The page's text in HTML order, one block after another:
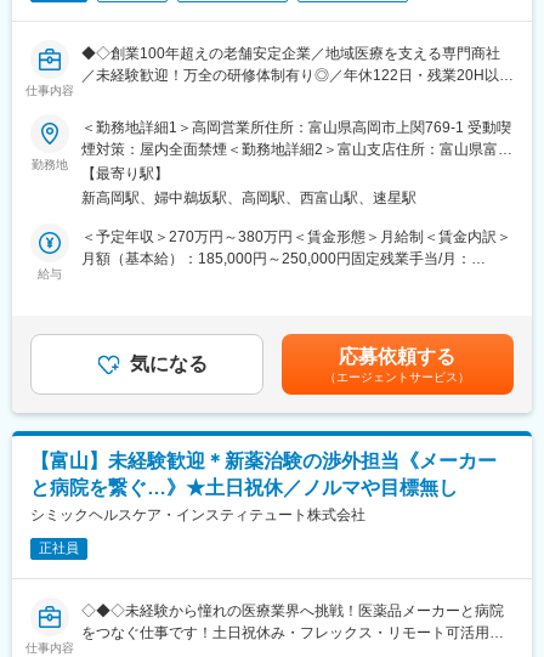
■働き方・働く環境：
・富山から転勤なし
・残業20h程度（残業代は全額支給）
・基本土日祝休み（会社カレンダーにより、年9回程土曜出勤あ
※夏季休暇や年末年始休暇など、大型連休あり
・1時間から使える有給休暇あり
・マイカー通勤可
・食堂はありませんが、パンやカップ麺の自販機があります。ま
（休憩室あり）
・単身者用のアパートも多数あり生活しやすいエリアです。
■魅力ポイント：
包装作業は製品の仕上げに近い部分です。日々の作業が、たくさ
んの人の健康や命につながっていることを実感しながら、誇りを
もって取り組める仕事です。
■モデル年収：
23歳メンバー 年収約308万円 独身
※残業代は別途支給
仕事内容
◆◇創業100年超えの老舗安定企業／地域医療を支える専門商社
／未経験歓迎！万全の研修体制有り◎／年休122日・残業20H以下
■業務内容：
病院やクリニックなどの医療機関に対し、医療機器や医療材料の
提案・販売をお任せします。
医療現場に欠かせない製品を通じて、医師や看護師をはじめとす
る医療従事者を支援し、地域医療に貢献できるやりがいのあるポ
ジションです。
医療機関へ医療材料や医療機器を納品し、円滑な医療提供をサポ
ートします。
取り扱う商材は、マスクやガーゼといった医療用消耗品から、電
気メスやエコーなどの高度医療機器まで幅広く、医療現場のニー
ズに応じた提案を行います。
（3）病院内業務：
病院内の在庫状況や滅菌期限（使用期限）の確認を行い、適切な
製品管理をサポートします。
※担当顧客数は1～20施設程度を予定しています。
■取り扱い商材：
勤務地
＜勤務地詳細1＞高岡営業所住所：富山県高岡市上関769-1 受動喫
煙対策：屋内全面禁煙＜勤務地詳細2＞富山支店住所：富山県富山
市金屋767-18 受動喫煙対策：屋内全面禁煙変更の範囲：無
【最寄り駅】
新高岡駅、婦中鵜坂駅、高岡駅、西富山駅、速星駅
給与
＜予定年収＞270万円～380万円＜賃金形態＞月給制＜賃金内訳＞
月額（基本給）：185,000円～250,000円固定残業手当/月：
験・スキルによって年収は決定します。・賞与：年2回（7月・12
月）・昇給：年1回（5月）賃金はあくまでも目安の金額であり、
選考を通じて上下する可能性があります。月給(月額)は固定手当を
含めた表記です。
気になる 応募依頼する
（エージェントサービス）
【富山】未経験歓迎＊新薬治験の渉外担当《メーカー
と病院を繋ぐ…》★土日祝休／ノルマや目標無し
シミックヘルスケア・インスティテュート株式会社
正社員
仕事内容
◇◆◇未経験から憧れの医療業界へ挑戦！医薬品メーカーと病院
をつなぐ仕事です！土日祝休み・フレックス・リモート可活用可